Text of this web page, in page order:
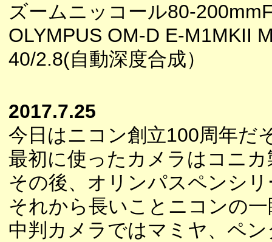
ズームニッコール80-
OLYMPUS OM-D E-M1MKII
40/2.8(自動深度合成）
2017.7.25
今日はニコン創立100周年だ
最初に使ったカメラはコニカ
その後、オリンパスペンシ
それから長いことニコンの
中判カメラではマミヤ、ペ